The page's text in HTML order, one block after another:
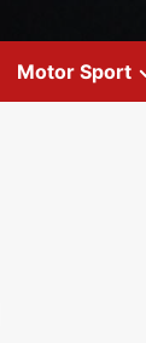
Motor Sport